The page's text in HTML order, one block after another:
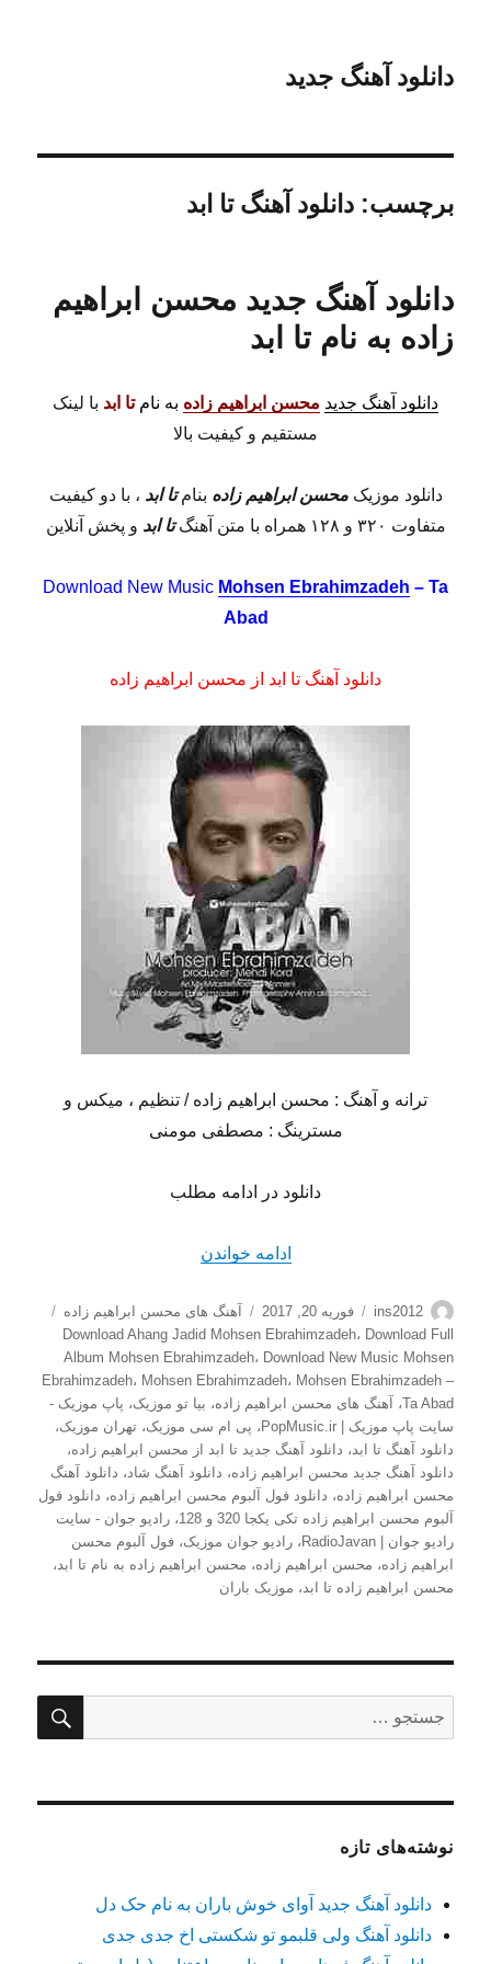
دانلود آهنگ جدید
برچسب:دانلود آهنگ تا ابد
دانلود آهنگ جدید محسن ابراهیم
زاده به نام تا ابد
دانلود آهنگ جدید محسن ابراهیم زاده به نامتا ابد با لینک
مستقیم و کیفیت بالا
دانلود موزیکمحسن ابراهیم زاده بنامتا ابد ، با دو کیفیت
متفاوت ۳۲۰ و ۱۲۸ همراه با متن آهنگ
تا ابد و پخش آنلاین
Download New Music Mohsen Ebrahimzadeh – Ta
Abad
دانلود آهنگ تا ابد از محسن ابراهیم زاده
ترانه و آهنگ : محسن ابراهیم زاده / تنظیم ، میکس و
مسترینگ : مصطفی مومنی
دانلود در ادامه مطلب
ادامه خواندن
نویسنده
ins2012
ارسال
شده
در
فوریه 20, 2017 دسته‌ها
آهنگ های محسن ابراهیم زاده
Download Ahang Jadid Mohsen Ebrahimzadeh، Download Full
Album Mohsen Ebrahimzadeh، Download New Music Mohsen
Ebrahimzadeh، Mohsen Ebrahimzadeh، Mohsen Ebrahimzadeh –
Ta Abad، آهنگ های محسن ابراهیم زاده، بیا تو موزیک، پاپ موزیک -
سایت پاپ موزیک | PopMusic.ir
، پی ام سی موزیک،تهران موزیک،
دانلود آهنگ تا ابد، دانلود آهنگ جدید تا ابد از محسن ابراهیم زاده،
دانلود آهنگ جدید محسن ابراهیم زاده، دانلود آهنگ شاد، دانلود آهنگ
محسن ابراهیم زاده، دانلود فول آلبوم محسن ابراهیم زاده، دانلود فول
آلبوم محسن ابراهیم زاده تکی یکجا 320 و 128
،رادیو جوان - سایت
رادیو جوان | RadioJavan
،رادیو جوان موزیک،فول آلبوم محسن
ابراهیم زاده، محسن ابراهیم زاده، محسن ابراهیم زاده به نام تا ابد،
محسن ابراهیم زاده تا ابد، موزیک باران
برای:
نوشته‌های تازه
دانلود آهنگ جدید آوای خوش باران به نام حک دل
دانلود آهنگ ولی قلبمو تو شکستی اخ جدی جدی